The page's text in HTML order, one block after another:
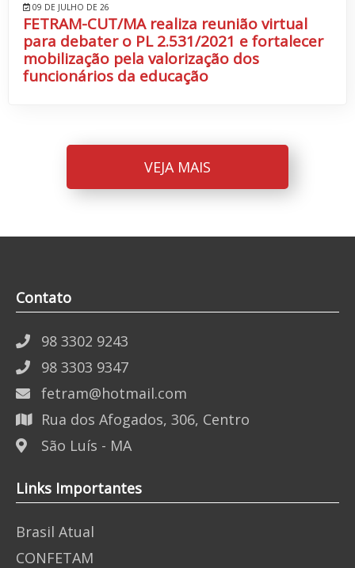
09 DE JULHO DE 26
FETRAM-CUT/MA realiza reunião virtual
para debater o PL 2.531/2021 e fortalecer
mobilização pela valorização dos
funcionários da educação
VEJA MAIS
Contato
98 3302 9243
98 3303 9347
fetram@hotmail.com
Rua dos Afogados, 306, Centro
São Luís - MA
Links Importantes
Brasil Atual
CONFETAM